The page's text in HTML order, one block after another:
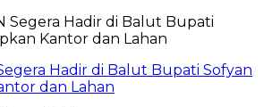
Hadir di Balut Bupati Sofyan
dan Lahan